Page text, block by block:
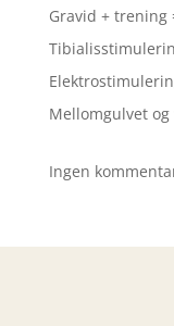
Gravid + trening
Mellomgulvet
Ingen